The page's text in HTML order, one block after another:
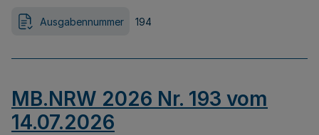
Ausgabennummer 194
MB.NRW 2026 Nr. 193 vom
14.07.2026